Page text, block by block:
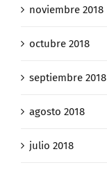
noviembre 2018
octubre 2018
septiembre 2018
agosto 2018
julio 2018